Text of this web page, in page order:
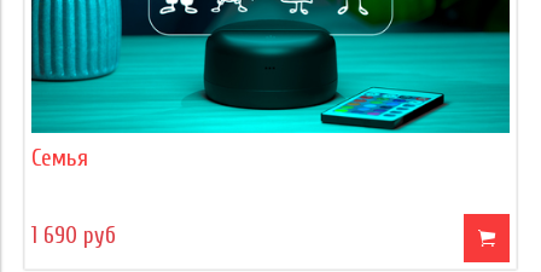
Семья
1 690 руб